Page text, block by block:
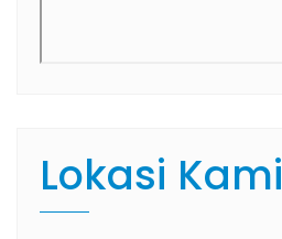
Lokasi Kami